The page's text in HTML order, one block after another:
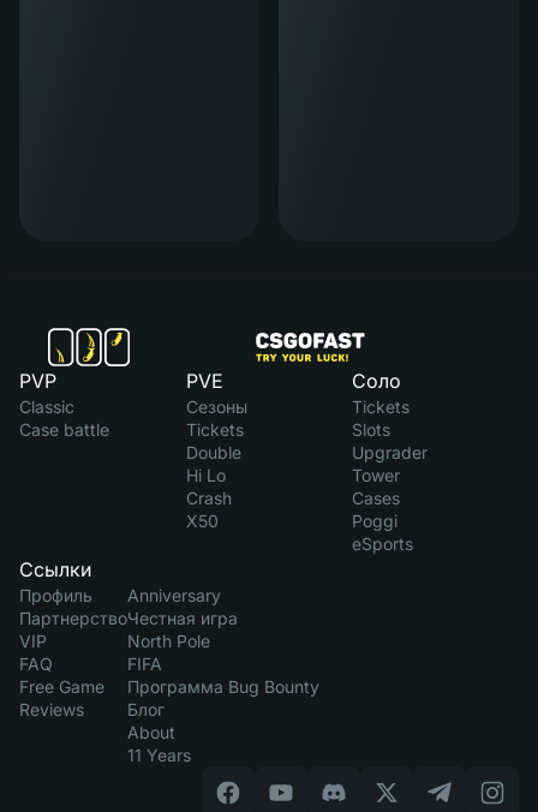
PVP
Classic
Case battle
PVE
Сезоны
Tickets
Double
Hi Lo
Crash
X50
Соло
Tickets
Slots
Upgrader
Tower
Cases
Poggi
eSports
Ссылки
Профиль
Партнерство
VIP
FAQ
Free Game
Reviews
Anniversary
Честная игра
North Pole
FIFA
Программа Bug Bounty
Блог
About
11 Years